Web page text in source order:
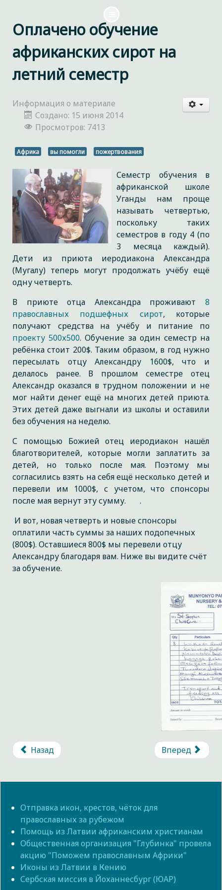
Оплачено обучение
африканских сирот на
летний семестр
Информация о материале
Создано: 15 июня 2014
Просмотров: 7413
Африка вы помогли пожертвования
Семестр обучения в
африканской школе
Уганды нам проще
называть четвертью,
поскольку таких
семестров в году 4 (по
3 месяца каждый).
Дети из приюта иеродиакона Александра
(Мугалу) теперь могут продолжать учёбу ещё
одну четверть.
В приюте отца Александра проживают 8
православных подшефных сирот, которые
получают средства на учёбу и питание по
проекту 500х500. Обучение за один семестр на
ребёнка стоит 200$. Таким образом, в год нужно
пересылать отцу Александру 1600$, что и
делалось ранее. В прошлом семестре отец
Александр оказался в трудном положении и не
мог найти денег ещё на многих детей приюта.
Этих детей даже выгнали из школы и оставили
без обучения на неделю.
С помощью Божией отец иеродиакон нашёл
благотворителей, которые могли заплатить за
детей, но только после мая. Поэтому мы
согласились взять на себя ещё несколько детей и
перевели им 1000$, с учетом, что спонсоры
после мая вернут эту сумму. .
И вот, новая четверть и новые спонсоры
оплатили часть суммы за наших подопечных
(800$). Оставшиеся 800$ мы перевели отцу
Александру благодаря вам. Ниже вы видите счёт
за обучение.
Назад Вперед
Отправка икон, крестов, чёток для
православных за рубежом
Помощь из Латвии африканским христианам
Общественная организация "Глубинка" провела
акцию "Поможем православным Африки"
Иконы из Латвии в Кению
Сербская миссия в Йоханнесбург (ЮАР)